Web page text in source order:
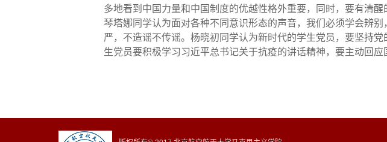
多地看到中国力量和中国制度的优越性格外重要，同时，要有清
琴塔娜同学认为面对各种不同意识形态的声音，我们必须学会辨
严，不造谣不传谣。杨晓初同学认为新时代的学生党员，要坚持
生党员要积极学习习近平总书记关于抗疫的讲话精神，要主动回